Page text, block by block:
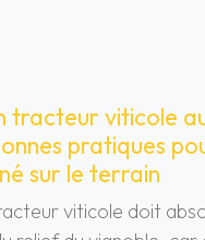
tracteur viticole
pratiques
sur le terrain
viticole doit